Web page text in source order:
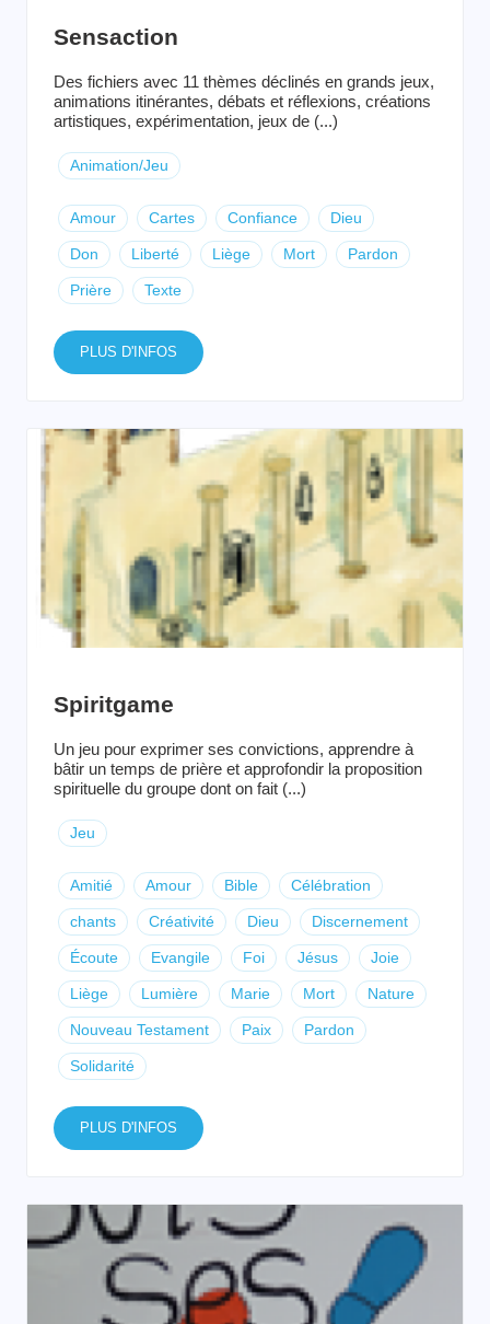
Sensaction
Des fichiers avec 11 thèmes déclinés en grands jeux,
animations itinérantes, débats et réflexions, créations
artistiques, expérimentation, jeux de (...)
Animation/Jeu
Amour Cartes Confiance Dieu
Don Liberté Liège Mort Pardon
Prière Texte
PLUS D'INFOS
Spiritgame
Un jeu pour exprimer ses convictions, apprendre à
bâtir un temps de prière et approfondir la proposition
spirituelle du groupe dont on fait (...)
Jeu
Amitié Amour Bible Célébration
chants Créativité Dieu Discernement
Écoute Evangile Foi Jésus Joie
Liège Lumière Marie Mort Nature
Nouveau Testament Paix Pardon
Solidarité
PLUS D'INFOS